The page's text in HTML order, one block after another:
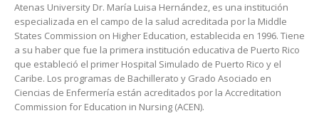
Atenas University Dr. María Luisa Hernández, es una institución
especializada en el campo de la salud acreditada por la Middle
States Commission on Higher Education, establecida en 1996. Tiene
a su haber que fue la primera institución educativa de Puerto Rico
que estableció el primer Hospital Simulado de Puerto Rico y el
Caribe. Los programas de Bachillerato y Grado Asociado en
Ciencias de Enfermería están acreditados por la Accreditation
Commission for Education in Nursing (ACEN).